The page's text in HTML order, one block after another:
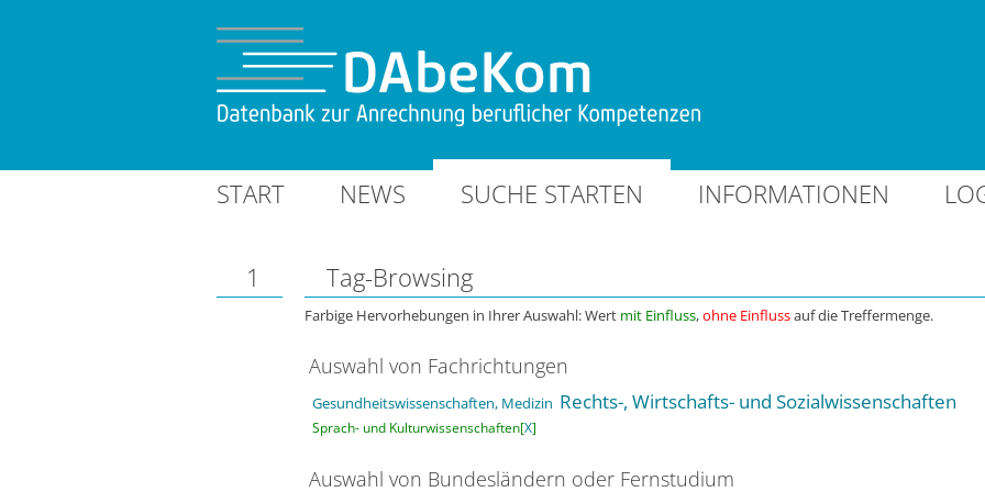
START NEWS SUCHE STARTEN INFORMATIONEN
1 Tag-Browsing
Farbige Hervorhebungen in Ihrer Auswahl: Wert mit Einfluss,ohne Einflussauf die Treffermenge.
Auswahl von Fachrichtungen
Gesundheitswissenschaften, Medizin Rechts-, Wirtschafts- und Sozialwissenschaften
Sprach- und Kulturwissenschaften[X]
Auswahl von Bundesländern oder Fernstudium